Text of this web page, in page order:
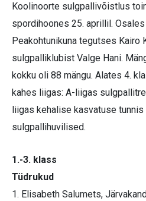
Koolinoorte sulgpallivõistlus
spordihoones 25. aprillil.
Peakohtunikuna tegutses Kairo
sulgpalliklubist Valge Hani.
kokku oli 88 mängu. Alates 4.
kahes liigas: A-liigas
liigas kehalise kasvatuse tunnis
sulgpallihuvilised.
1.-3. klass
Tüdrukud
1. Elisabeth Salumets,